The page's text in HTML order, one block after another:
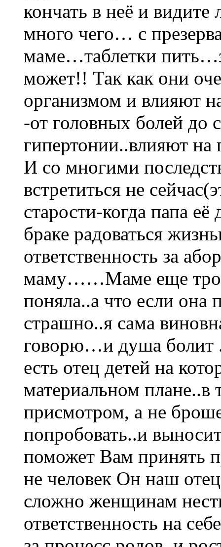
кончать в неё и
много чего… с
маме…таблетки
может!! Так как они
организмом и влияют
-от головных болей до
гипертонии..влияют
И со многими
встретиться не
старости-когда папа
браке радоваться
ответственность за
маму……Маме еще
поняла..а что если она
страшно..я сама
говорю…и душа болит
есть отец детей на
материальном плане..в
присмотром, а не
попробовать..и
поможет Вам принять
не человек Он наш
сложно женщинам
ответственность на